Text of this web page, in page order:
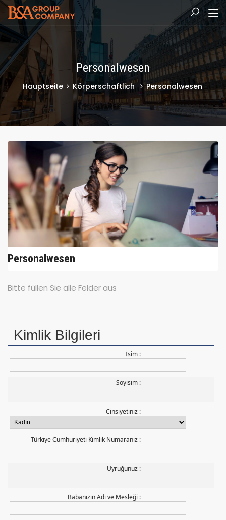
Personalwesen
Hauptseite Körperschaftlich Personalwesen
Personalwesen
Bitte füllen Sie alle Felder aus